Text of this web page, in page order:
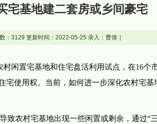
宅基地建二套房或乡间豪宅
： 3129 更新时间：2022-05-25 录入：曹倩 ］
闲置宅基地和住宅盘活利用试点，在16个
宅使用权。当前，如何进一步深化农村宅基
致农村宅基地出现一些闲置或剩余，通过“